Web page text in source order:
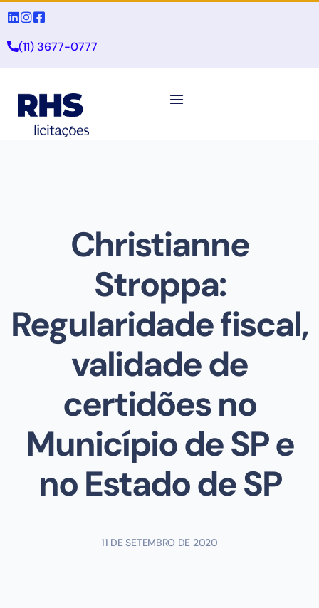
(11) 3677-0777
Christianne
Stroppa:
Regularidade fiscal,
validade de
certidões no
Município de SP e
no Estado de SP
11 DE SETEMBRO DE 2020